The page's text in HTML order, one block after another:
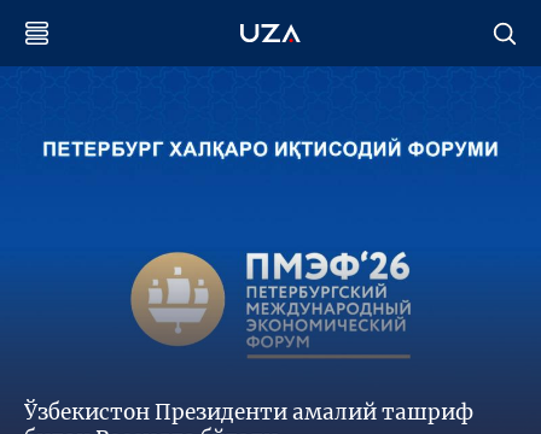
Ўзбекистон Президенти амалий ташриф